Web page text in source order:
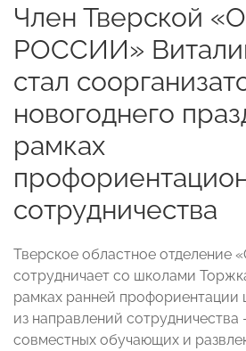
Член Тверской
РОССИИ»
стал
новогоднего
рамках
сотрудничества
Тверское областное
сотрудничает со школами
рамках ранней профориентации
из направлений
совместных обучающих и